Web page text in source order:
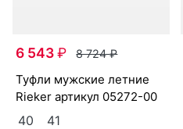
6 543₽ 8 724₽
туф­ли мужс­кие лет­ние
Ri­eker артикул 05272-00
40 41